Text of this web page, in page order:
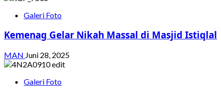
Galeri Foto
Kemenag Gelar Nikah Massal di Masjid Istiqlal
MAN Juni 28, 2025
Galeri Foto